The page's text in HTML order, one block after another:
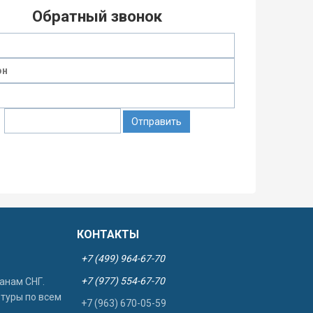
Обратный звонок
Отправить
СНГ.
по всем
КОНТАКТЫ
+7 (499) 964-67-70
+7 (977) 554-67-70
+7 (963) 670-05-59